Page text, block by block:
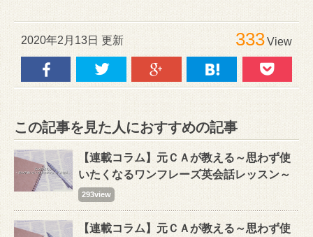
2020年2月13日 更新 333View
この記事を見た人におすすめの記事
【連載コラム】元ＣＡが教える～思わず使
いたくなるワンフレーズ英会話レッスン～
293view
【連載コラム】元ＣＡが教える～思わず使